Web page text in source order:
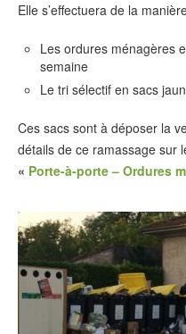
Elle s’effectuera de la
Les ordures
semaine
Le tri sélectif en sacs
Ces sacs sont à déposer la
détails de ce ramassage sur
« Porte-à-porte – Ordures